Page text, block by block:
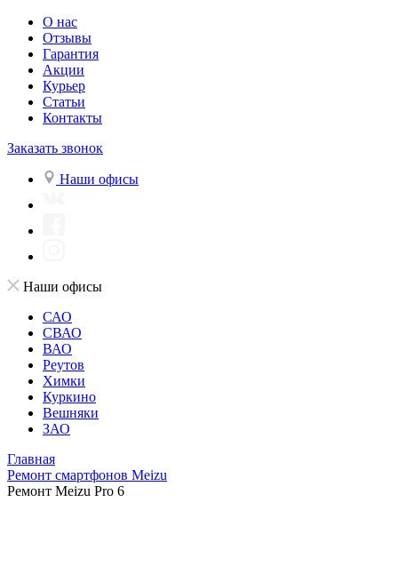
О нас
Отзывы
Гарантия
Акции
Курьер
Статьи
Контакты
Заказать звонок
Наши офисы
Наши офисы
САО
СВАО
ВАО
Реутов
Химки
Куркино
Вешняки
ЗАО
Главная
Ремонт смартфонов Meizu
Ремонт Meizu Pro 6